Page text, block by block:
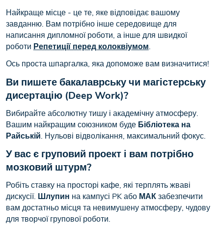
Найкраще місце - це те, яке відповідає вашому
завданню. Вам потрібно інше середовище для
написання дипломної роботи, а інше для швидкої
роботи Репетиції перед колоквіумом.
Ось проста шпаргалка, яка допоможе вам визначитися!
Ви пишете бакалаврську чи магістерську
дисертацію (Deep Work)?
Вибирайте абсолютну тишу і академічну атмосферу.
Вашим найкращим союзником буде Бібліотека на
Райській. Нульові відволікання, максимальний фокус.
У вас є груповий проект і вам потрібно
мозковий штурм?
Робіть ставку на просторі кафе, які терплять жваві
дискусії. Шлупин на кампусі PK або МАКзабезпечити
вам достатньо місця та невимушену атмосферу, чудову
для творчої групової роботи.